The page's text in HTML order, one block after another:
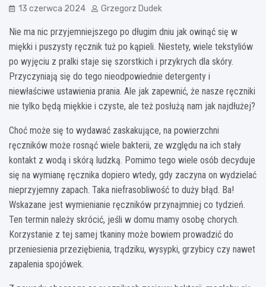
13 czerwca 2024 Grzegorz Dudek
Nie ma nic przyjemniejszego po długim dniu jak owinąć się w
miękki i puszysty ręcznik tuż po kąpieli. Niestety, wiele tekstyliów
po wyjęciu z pralki staje się szorstkich i przykrych dla skóry.
Przyczyniają się do tego nieodpowiednie detergenty i
niewłaściwe ustawienia prania. Ale jak zapewnić, że nasze ręczniki
nie tylko będą miękkie i czyste, ale też posłużą nam jak najdłużej?
Choć może się to wydawać zaskakujące, na powierzchni
ręczników może rosnąć wiele bakterii, ze względu na ich stały
kontakt z wodą i skórą ludzką. Pomimo tego wiele osób decyduje
się na wymianę ręcznika dopiero wtedy, gdy zaczyna on wydzielać
nieprzyjemny zapach. Taka niefrasobliwość to duży błąd. Ba!
Wskazane jest wymienianie ręczników przynajmniej co tydzień.
Ten termin należy skrócić, jeśli w domu mamy osobę chorych.
Korzystanie z tej samej tkaniny może bowiem prowadzić do
przeniesienia przeziębienia, trądziku, wysypki, grzybicy czy nawet
zapalenia spojówek.